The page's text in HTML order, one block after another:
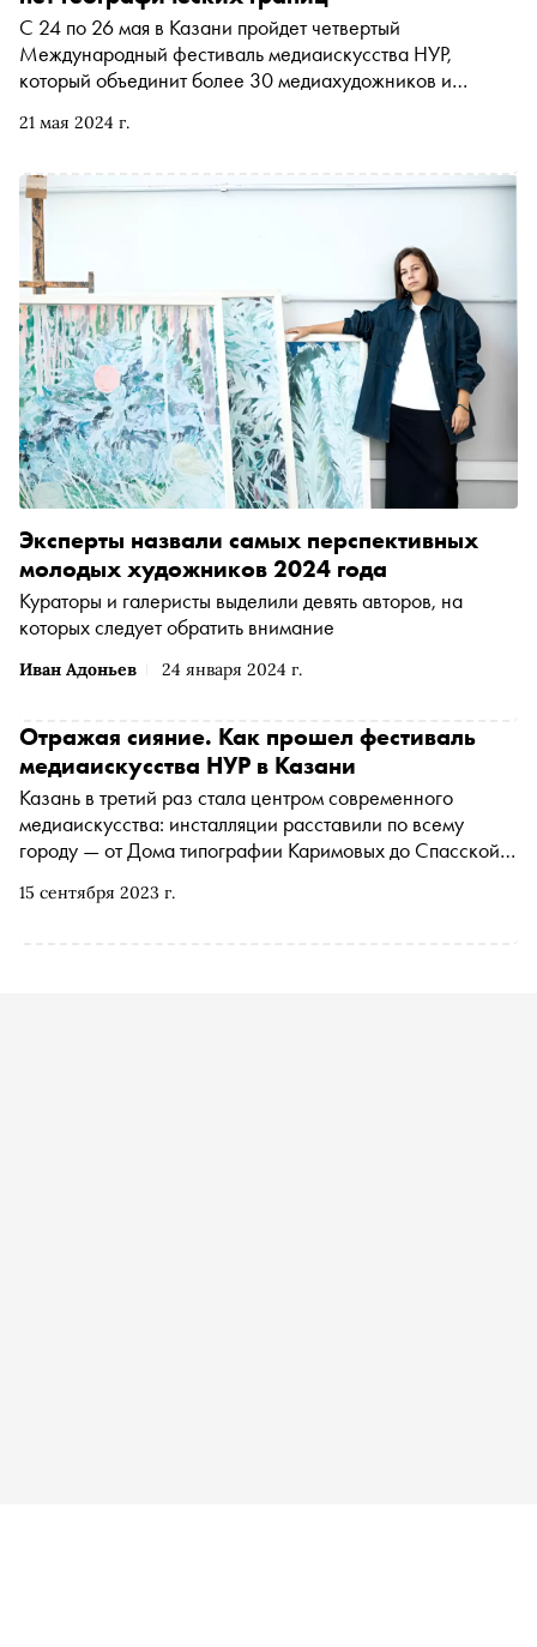
21 мая 2024 г.
С 24 по 26 мая в Казани пройдет четвертый
Международный фестиваль медиаискусства НУР,
который объединит более 30 медиахудожников и
Нидерландов и США. «Сноб» поговорил с командой
«Прометей», российском медиаискусстве и художниках
— участниках этого года
Иван Адоньев 24 января 2024 г.
Эксперты назвали самых перспективных
молодых художников 2024 года
Кураторы и галеристы выделили девять авторов, на
которых следует обратить внимание
15 сентября 2023 г.
Отражая сияние. Как прошел фестиваль
медиаискусства НУР в Казани
Казань в третий раз стала центром современного
медиаискусства: инсталляции расставили по всему
городу — от Дома типографии Каримовых до Спасской
столице Татарстана прошел фестиваль медиаискусства